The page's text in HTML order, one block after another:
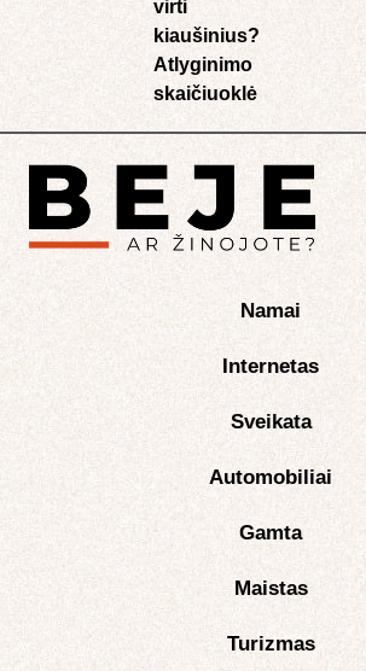
virti
kiaušinius?
Atlyginimo
skaičiuoklė​
Namai
Internetas
Sveikata
Automobiliai
Gamta
Maistas
Turizmas